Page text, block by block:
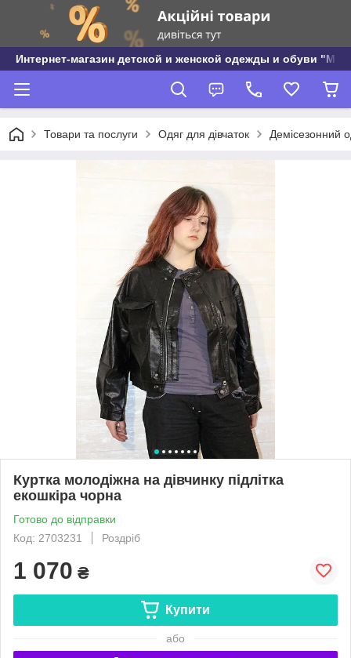
Интернет-магазин детской и женской одежды и обуви
Товари та послуги Одяг для дівчаток Демісезонний
Куртка молодіжна на дівчинку підлітка
екошкіра чорна
Готово до відправки
Код: 2703231
Роздріб
1 070 ₴
Купити
або